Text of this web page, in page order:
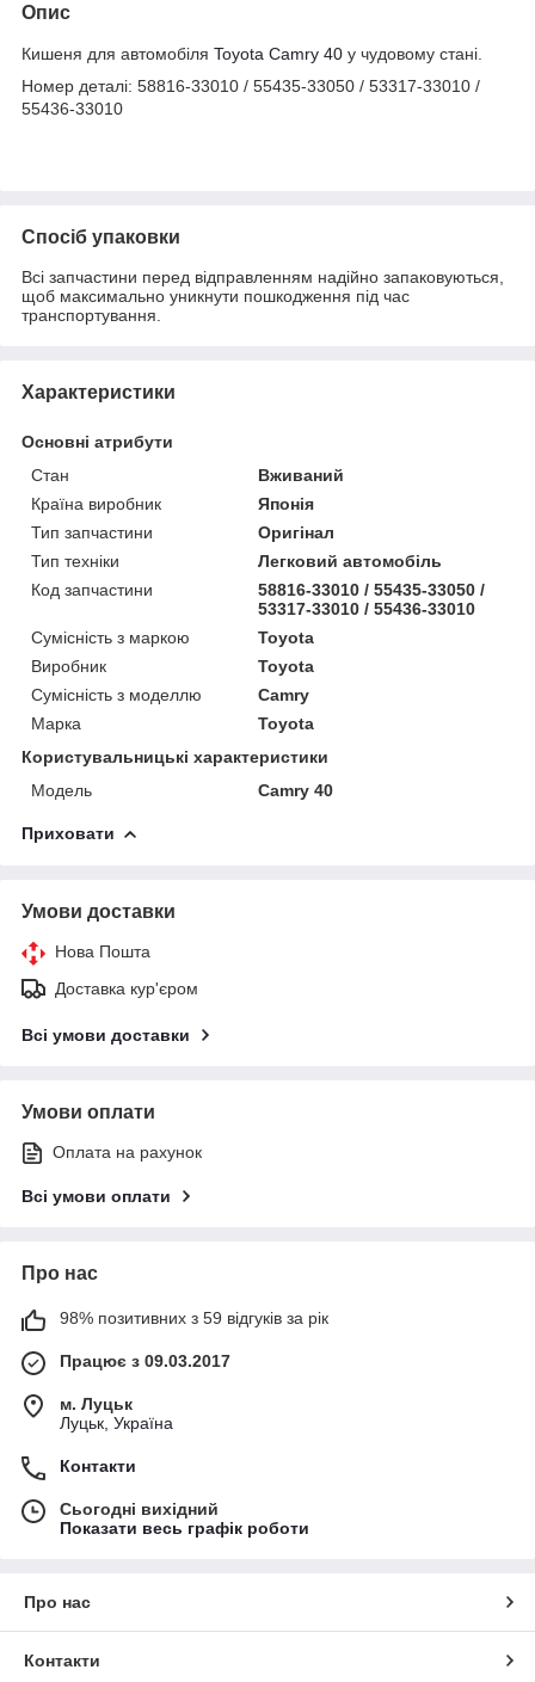
Опис
Кишеня для автомобіля Toyota Camry 40 у чудовому стані.
Номер деталі: 58816-33010 / 55435-33050 / 53317-33010 /
55436-33010
Спосіб упаковки
Всі запчастини перед відправленням надійно запаковуються,
щоб максимально уникнути пошкодження під час
транспортування.
Характеристики
Основні атрибути
Стан
Вживаний
Країна виробник
Японія
Тип запчастини
Оригінал
Тип техніки
Легковий автомобіль
Код запчастини
58816-33010 / 55435-33050 /
53317-33010 / 55436-33010
Сумісність з маркою
Toyota
Виробник
Toyota
Сумісність з моделлю
Camry
Марка
Toyota
Користувальницькі характеристики
Модель
Camry 40
Приховати
Умови доставки
Нова Пошта
Доставка кур'єром
Всі умови доставки
Умови оплати
Оплата на рахунок
Всі умови оплати
Про нас
98% позитивних з 59 відгуків за рік
Працює з 09.03.2017
м. Луцьк
Луцьк, Україна
Контакти
Сьогодні вихідний
Показати весь графік роботи
Про нас
Контакти